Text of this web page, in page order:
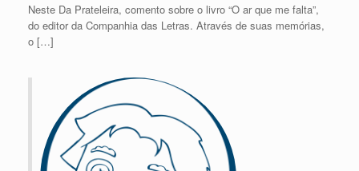
Neste Da Prateleira, comento sobre o livro “O ar que me falta”,
do editor da Companhia das Letras. Através de suas memórias,
o […]